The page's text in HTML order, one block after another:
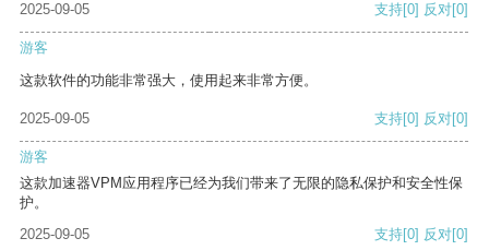
2025-09-05 支持[0] 反对[0]
游客
这款软件的功能非常强大，使用起来非常方便。
2025-09-05 支持[0] 反对[0]
游客
这款加速器VPM应用程序已经为我们带来了无限的隐私保护和安全性保
护。
2025-09-05
支持[0] 反对[0]